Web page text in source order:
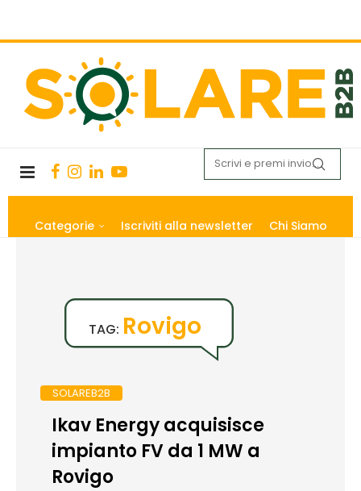
Categorie Iscriviti alla newsletter Chi Siamo
TAG: Rovigo
SOLAREB2B
Ikav Energy acquisisce
impianto FV da 1 MW a
Rovigo